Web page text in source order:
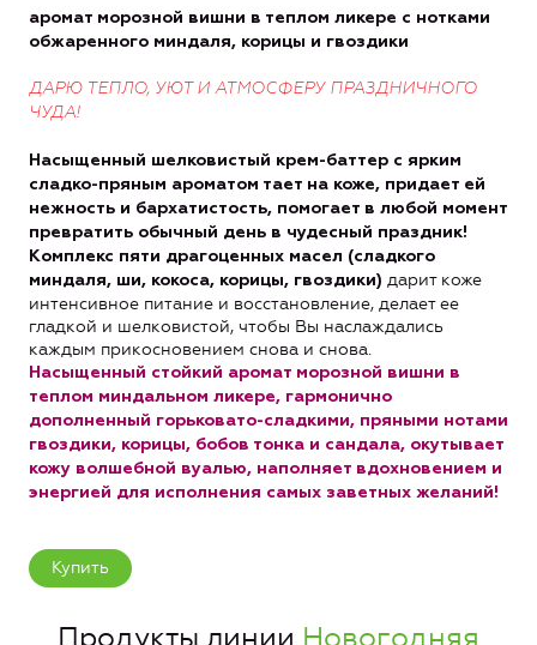
аромат морозной вишни в теплом ликере с нотками
обжаренного миндаля, корицы и гвоздики
ДАРЮ ТЕПЛО, УЮТ И АТМОСФЕРУ ПРАЗДНИЧНОГО
ЧУДА!
Насыщенный шелковистый крем-баттер с ярким
сладко-пряным ароматом тает на коже, придает ей
нежность и бархатистость, помогает в любой момент
превратить обычный день в чудесный праздник!
Комплекс пяти драгоценных масел (сладкого
миндаля, ши, кокоса, корицы, гвоздики) дарит коже
интенсивное питание и восстановление, делает ее
гладкой и шелковистой, чтобы Вы наслаждались
каждым прикосновением снова и снова.
Насыщенный стойкий аромат морозной вишни в
теплом миндальном ликере, гармонично
дополненный горьковато-сладкими, пряными нотами
гвоздики, корицы, бобов тонка и сандала, окутывает
кожу волшебной вуалью, наполняет вдохновением и
энергией для исполнения самых заветных желаний!
Купить
Продукты линии Новогодняя